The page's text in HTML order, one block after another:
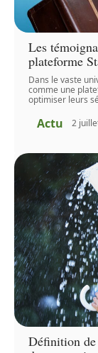
Les
plateforme
Dans le vaste
comme une
optimiser leurs
Actu 2
Définition de